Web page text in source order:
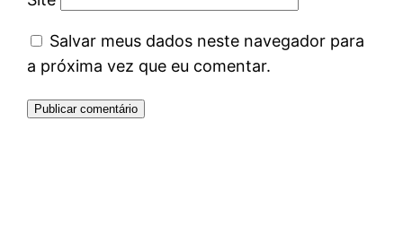
Salvar meus dados neste navegador para
a próxima vez que eu comentar.